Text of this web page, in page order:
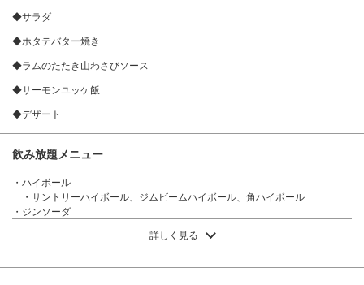
◆サラダ
◆ホタテバター焼き
◆ラムのたたき山わさびソース
◆サーモンユッケ飯
◆デザート
飲み放題メニュー
・ハイボール
・サントリーハイボール、ジムビームハイボール、角ハイボール
・ジンソーダ
・カルロロッシ(赤・白・ダーク)
詳しく見る
6000円→5000円どさんこコース 全9品【神泡のザ・プレミ
アム・モルツ付】 | どさんこキッチン ゴリラ
北海道札幌市中央区南５条西５丁目 ジャパンランドビル1階
https://aim-gorira.owst.jp/courses/218607898
お店情報をコピー